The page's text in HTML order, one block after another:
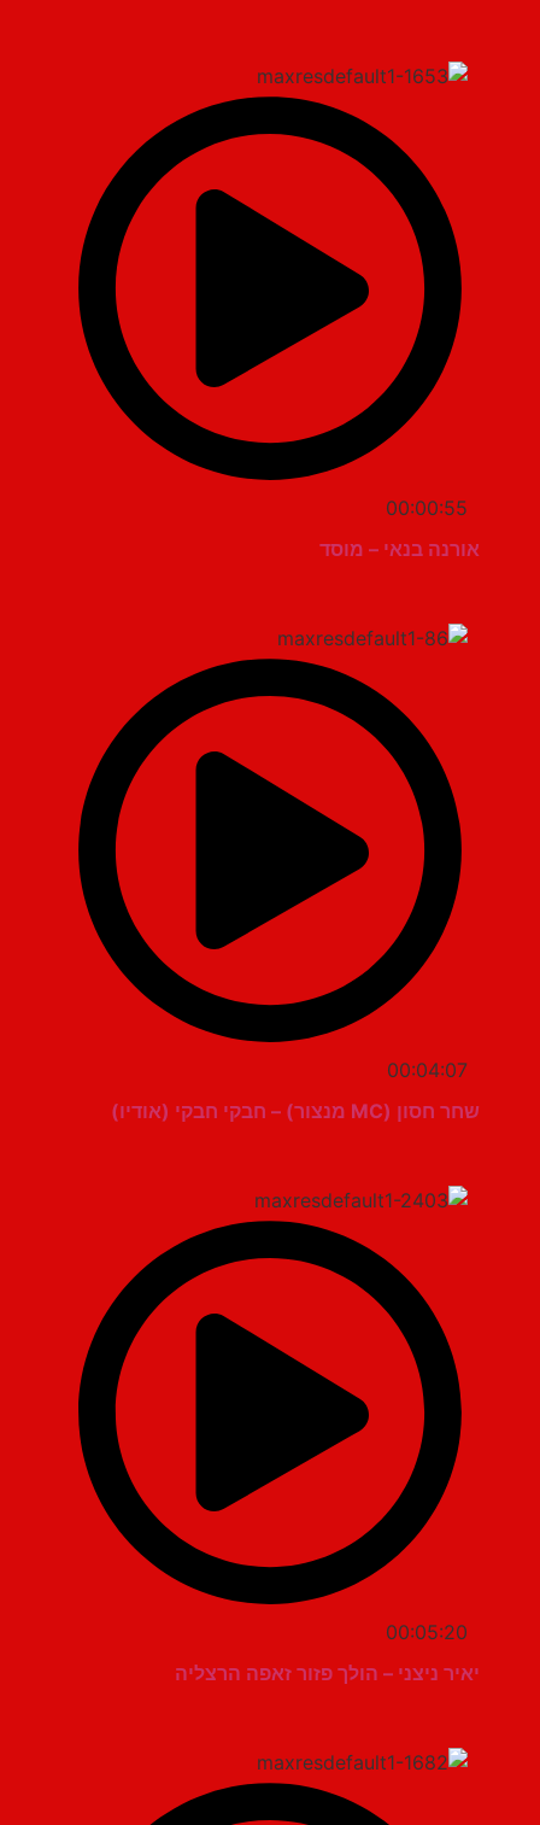
00:00:55
אורנה בנאי – מוסד
00:04:07
שחר חסון (MC מנצור) – חבקי חבקי (אודיו)
00:05:20
יאיר ניצני – הולך פזור זאפה הרצליה